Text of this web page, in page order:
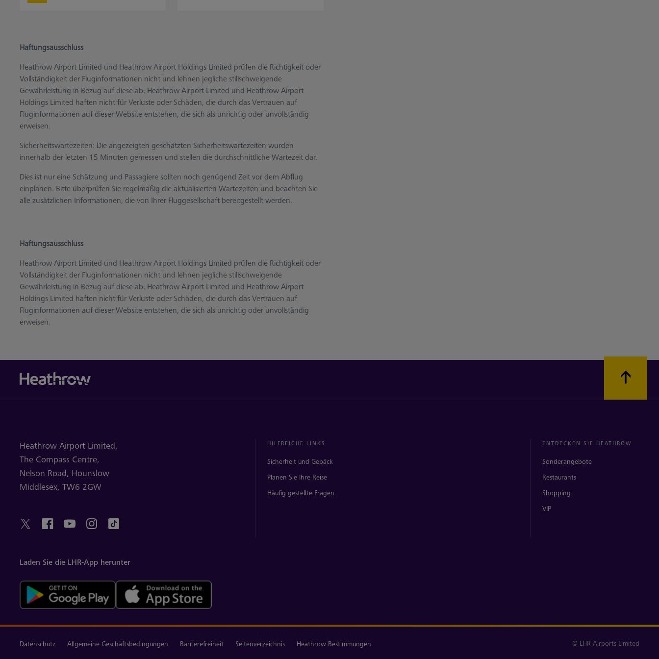
Haftungsausschluss
Heathrow Airport Limited und Heathrow Airport Holdings Limited prüfen die Richtigkeit oder
Vollständigkeit der Fluginformationen nicht und lehnen jegliche stillschweigende
Gewährleistung in Bezug auf diese ab. Heathrow Airport Limited und Heathrow Airport
Holdings Limited haften nicht für Verluste oder Schäden, die durch das Vertrauen auf
Fluginformationen auf dieser Website entstehen, die sich als unrichtig oder unvollständig
erweisen.
Sicherheitswartezeiten: Die angezeigten geschätzten Sicherheitswartezeiten wurden
innerhalb der letzten 15 Minuten gemessen und stellen die durchschnittliche Wartezeit dar.
Dies ist nur eine Schätzung und Passagiere sollten noch genügend Zeit vor dem Abflug
einplanen. Bitte überprüfen Sie regelmäßig die aktualisierten Wartezeiten und beachten Sie
alle zusätzlichen Informationen, die von Ihrer Fluggesellschaft bereitgestellt werden.
Haftungsausschluss
Heathrow Airport Limited und Heathrow Airport Holdings Limited prüfen die Richtigkeit oder
Vollständigkeit der Fluginformationen nicht und lehnen jegliche stillschweigende
Gewährleistung in Bezug auf diese ab. Heathrow Airport Limited und Heathrow Airport
Holdings Limited haften nicht für Verluste oder Schäden, die durch das Vertrauen auf
Fluginformationen auf dieser Website entstehen, die sich als unrichtig oder unvollständig
erweisen.
Heathrow Airport Limited,
The Compass Centre,
Nelson Road, Hounslow
Middlesex, TW6 2GW
HILFREICHE LINKS
Sicherheit und Gepäck
Planen Sie Ihre Reise
Häufig gestellte Fragen
ENTDECKEN SIE HEATHROW
Sonderangebote
Restaurants
Shopping
VIP
Laden Sie die LHR-App herunter
Datenschutz Allgemeine Geschäftsbedingungen Barrierefreiheit Seitenverzeichnis Heathrow-Bestimmungen © LHR Airports Limited